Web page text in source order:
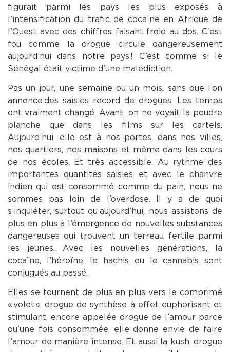
figurait parmi les pays les plus exposés à
l’intensification du trafic de cocaïne en Afrique de
l’Ouest avec des chiffres faisant froid au dos. C’est
fou comme la drogue circule dangereusement
aujourd’hui dans notre pays ! C’est comme si le
Sénégal était victime d’une malédiction.
Pas un jour, une semaine ou un mois, sans que l’on
annonce des saisies record de drogues. Les temps
ont vraiment changé. Avant, on ne voyait la poudre
blanche que dans les films sur les cartels.
Aujourd’hui, elle est à nos portes, dans nos villes,
nos quartiers, nos maisons et même dans les cours
de nos écoles. Et très accessible. Au rythme des
importantes quantités saisies et avec le chanvre
indien qui est consommé comme du pain, nous ne
sommes pas loin de l’overdose. Il y a de quoi
s’inquiéter, surtout qu’aujourd’hui, nous assistons de
plus en plus à l’émergence de nouvelles substances
dangereuses qui trouvent un terreau fertile parmi
les jeunes. Avec les nouvelles générations, la
cocaïne, l’héroïne, le hachis ou le cannabis sont
conjugués au passé.
Elles se tournent de plus en plus vers le comprimé
« volet », drogue de synthèse à effet euphorisant et
stimulant, encore appelée drogue de l’amour parce
qu’une fois consommée, elle donne envie de faire
l’amour de manière intense. Et aussi la kush, drogue